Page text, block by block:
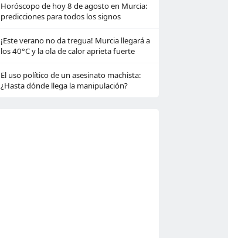
Horóscopo de hoy 8 de agosto en Murcia:
predicciones para todos los signos
¡Este verano no da tregua! Murcia llegará a
los 40°C y la ola de calor aprieta fuerte
El uso político de un asesinato machista:
¿Hasta dónde llega la manipulación?